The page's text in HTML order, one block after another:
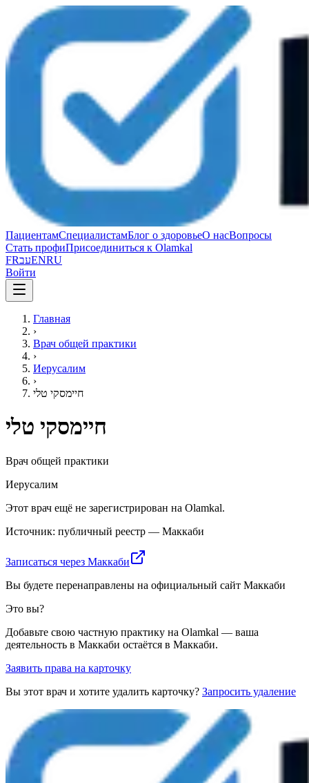
ПациентамСпециалистамБлог о здоровьеО насВопросы
Стать профиПрисоединиться к Olamkal
FRעבENRU
Войти
Главная
›
Врач общей практики
›
Иерусалим
›
חיימסקי טלי
חיימסקי טלי
Врач общей практики
Иерусалим
Этот врач ещё не зарегистрирован на Olamkal.
Источник: публичный реестр — Маккаби
Записаться через Маккаби
Вы будете перенаправлены на официальный сайт Маккаби
Это вы?
Добавьте свою частную практику на Olamkal — ваша
деятельность в Маккаби остаётся в Маккаби.
Заявить права на карточку
Вы этот врач и хотите удалить карточку? Запросить удаление